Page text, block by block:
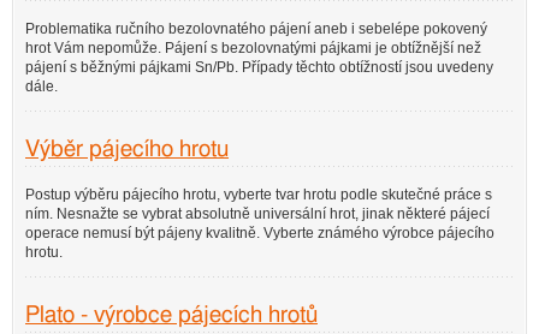
Problematika ručního bezolovnatého pájení aneb i sebelépe pokovený
hrot Vám nepomůže. Pájení s bezolovnatými pájkami je obtížnější než
pájení s běžnými pájkami Sn/Pb. Případy těchto obtížností jsou uvedeny
dále.
Výběr pájecího hrotu
Postup výběru pájecího hrotu, vyberte tvar hrotu podle skutečné práce s
ním. Nesnažte se vybrat absolutně universální hrot, jinak některé pájecí
operace nemusí být pájeny kvalitně. Vyberte známého výrobce pájecího
hrotu.
Plato - výrobce pájecích hrotů